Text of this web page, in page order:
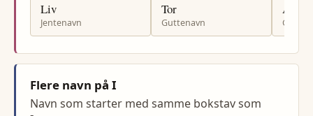
Liv
Jentenavn
Tor
Guttenavn
Flere navn på I
Navn som starter med samme bokstav som